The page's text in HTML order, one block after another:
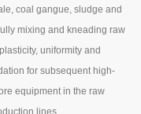
coal gangue, sludge and
mixing and kneading raw
uniformity and
for subsequent high-
equipment in the raw
lines.